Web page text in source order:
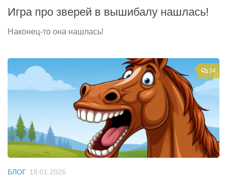
Игра про зверей в вышибалу нашлась!
Наконец-то она нашлась!
34
БЛОГ 18.01.2026